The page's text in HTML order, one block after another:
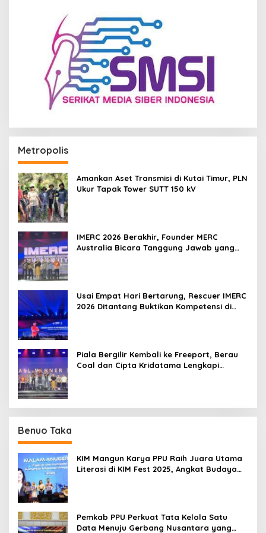
Metropolis
Amankan Aset Transmisi di Kutai Timur, PLN
Ukur Tapak Tower SUTT 150 kV
IMERC 2026 Berakhir, Founder MERC
Australia Bicara Tanggung Jawab yang
Usai Empat Hari Bertarung, Rescuer IMERC
2026 Ditantang Buktikan Kompetensi di
Piala Bergilir Kembali ke Freeport, Berau
Coal dan Cipta Kridatama Lengkapi
Benuo Taka
KIM Mangun Karya PPU Raih Juara Utama
Literasi di KIM Fest 2025, Angkat Budaya
Pemkab PPU Perkuat Tata Kelola Satu
Data Menuju Gerbang Nusantara yang